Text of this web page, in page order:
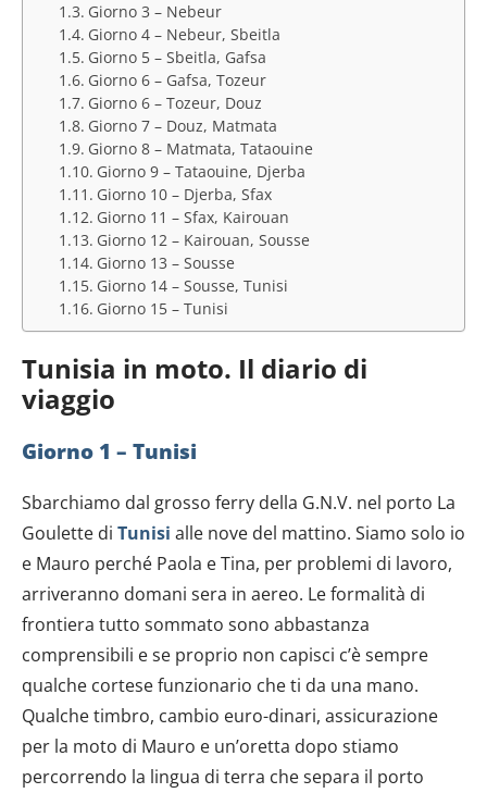
Giorno 3 – Nebeur
Giorno 4 – Nebeur, Sbeitla
Giorno 5 – Sbeitla, Gafsa
Giorno 6 – Gafsa, Tozeur
Giorno 6 – Tozeur, Douz
Giorno 7 – Douz, Matmata
Giorno 8 – Matmata, Tataouine
Giorno 9 – Tataouine, Djerba
Giorno 10 – Djerba, Sfax
Giorno 11 – Sfax, Kairouan
Giorno 12 – Kairouan, Sousse
Giorno 13 – Sousse
Giorno 14 – Sousse, Tunisi
Giorno 15 – Tunisi
Tunisia in moto. Il diario di
viaggio
Giorno 1 – Tunisi
Sbarchiamo dal grosso ferry della G.N.V. nel porto La
Goulette di Tunisi alle nove del mattino. Siamo solo io
e Mauro perché Paola e Tina, per problemi di lavoro,
arriveranno domani sera in aereo. Le formalità di
frontiera tutto sommato sono abbastanza
comprensibili e se proprio non capisci c’è sempre
qualche cortese funzionario che ti da una mano.
Qualche timbro, cambio euro-dinari, assicurazione
per la moto di Mauro e un’oretta dopo stiamo
percorrendo la lingua di terra che separa il porto